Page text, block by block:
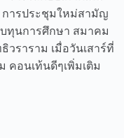
การประชุมใหม่สามัญ
ทุนการศึกษา สมาคม
วราราม เมื่อวันเสาร์ที่
คอนเท้นดีๆเพิ่มเติม